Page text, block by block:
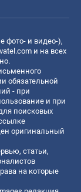
фото- и видео-),
и на всех
обязательной
- при
и при
поисковых
оригинальный
статьи,
на которые